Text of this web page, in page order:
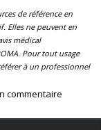
de référence en
Elles ne peuvent en
médical
Pour tout usage
à un professionnel
commentaire